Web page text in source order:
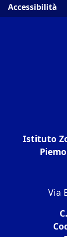
Accessibilità
Istituto
Via